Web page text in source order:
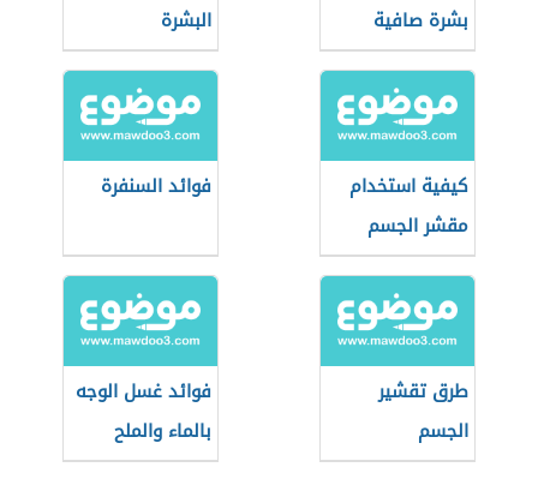
بشرة صافية
البشرة
كيفية استخدام
مقشر الجسم
فوائد السنفرة
طرق تقشير
الجسم
فوائد غسل الوجه
بالماء والملح